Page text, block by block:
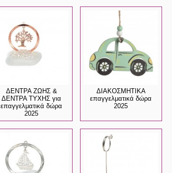
ΔΕΝΤΡΑ ΖΩΗΣ &
ΔΕΝΤΡΑ ΤΥΧΗΣ για
επαγγελματικά δώρα
2025
ΔΙΑΚΟΣΜΗΤΙΚΑ
επαγγελματικά δώρα
2025